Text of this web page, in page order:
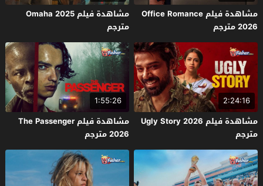
مشاهدة فيلم Office Romance
2026 مترجم
مشاهدة فيلم Omaha 2025
مترجم
2:24:16
مشاهدة فيلم Ugly Story 2026
مترجم
1:55:26
مشاهدة فيلم The Passenger
2026 مترجم